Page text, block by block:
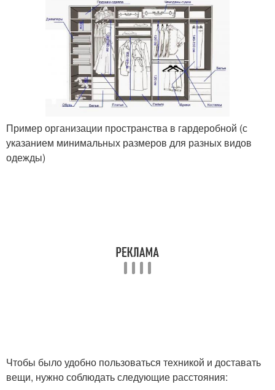
Пример организации пространства в гардеробной (с
указанием минимальных размеров для разных видов
одежды)
Чтобы было удобно пользоваться техникой и доставать
вещи, нужно соблюдать следующие расстояния: